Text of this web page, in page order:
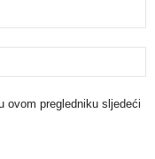
ovom pregledniku sljedeći